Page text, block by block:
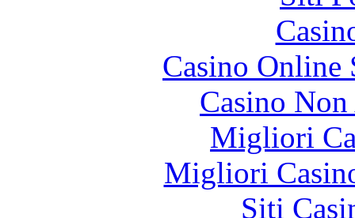
Casino
Casino
Migliori
Migliori
Siti